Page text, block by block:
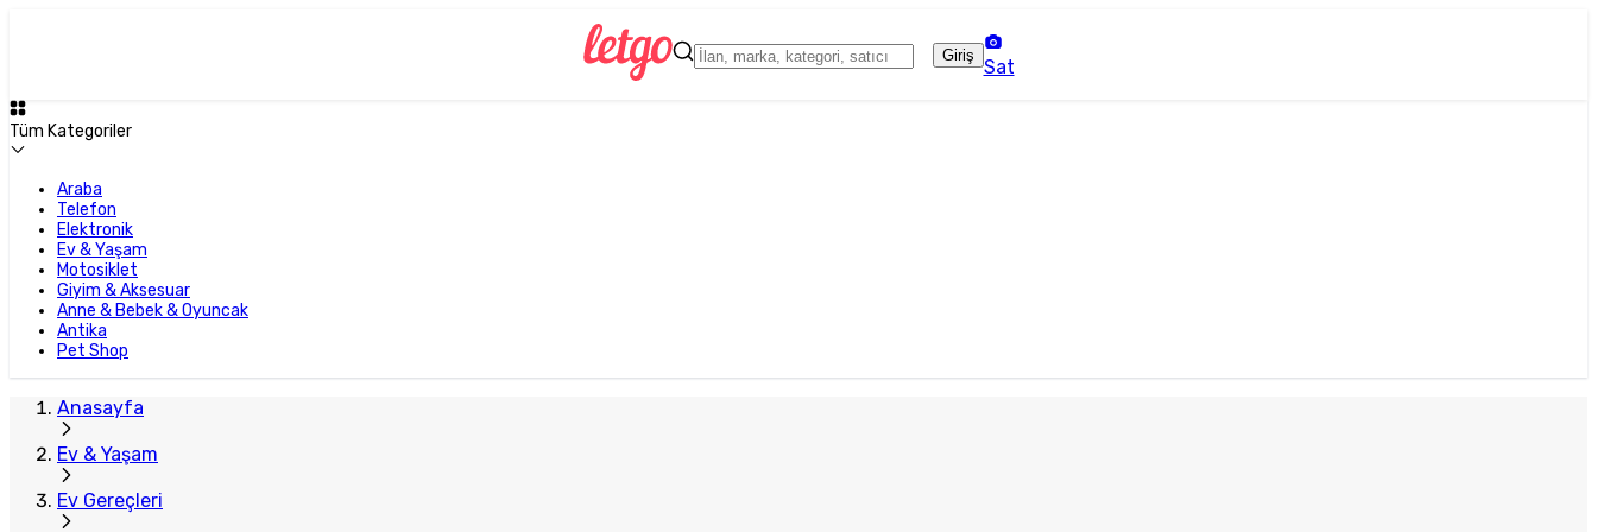
Giriş
Sat
Tüm Kategoriler
Araba
Telefon
Elektronik
Ev & Yaşam
Motosiklet
Giyim & Aksesuar
Anne & Bebek & Oyuncak
Antika
Pet Shop
Anasayfa
Ev & Yaşam
Ev Gereçleri